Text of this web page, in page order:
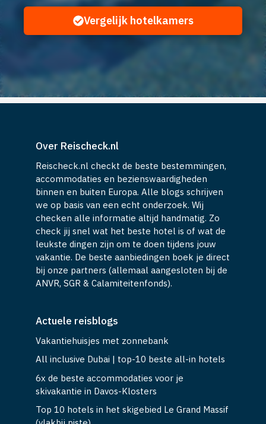
Vergelijk hotelkamers
Over Reischeck.nl
Reischeck.nl checkt de beste bestemmingen,
accommodaties en bezienswaardigheden
binnen en buiten Europa. Alle blogs schrijven
we op basis van een echt onderzoek. Wij
checken alle informatie altijd handmatig. Zo
check jij snel wat het beste hotel is of wat de
leukste dingen zijn om te doen tijdens jouw
vakantie. De beste aanbiedingen boek je direct
bij onze partners (allemaal aangesloten bij de
ANVR, SGR & Calamiteitenfonds).
Actuele reisblogs
Vakantiehuisjes met zonnebank
All inclusive Dubai | top-10 beste all-in hotels
6x de beste accommodaties voor je
skivakantie in Davos-Klosters
Top 10 hotels in het skigebied Le Grand Massif